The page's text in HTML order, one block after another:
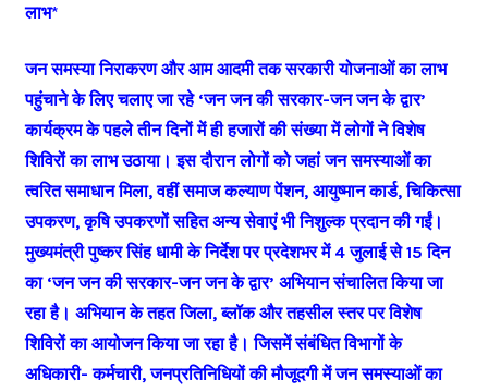
लाभ*
जन समस्या निराकरण और आम आदमी तक सरकारी योजनाओं का लाभ
पहुंचाने के लिए चलाए जा रहे ‘जन जन की सरकार-जन जन के द्वार’
कार्यक्रम के पहले तीन दिनों में ही हजारों की संख्या में लोगों ने विशेष
शिविरों का लाभ उठाया। इस दौरान लोगों को जहां जन समस्याओं का
त्वरित समाधान मिला, वहीं समाज कल्याण पेंशन, आयुष्मान कार्ड, चिकित्सा
उपकरण, कृषि उपकरणों सहित अन्य सेवाएं भी निशुल्क प्रदान की गईं।
मुख्यमंत्री पुष्कर सिंह धामी के निर्देश पर प्रदेशभर में 4 जुलाई से 15 दिन
का ‘जन जन की सरकार-जन जन के द्वार’ अभियान संचालित किया जा
रहा है। अभियान के तहत जिला, ब्लॉक और तहसील स्तर पर विशेष
शिविरों का आयोजन किया जा रहा है। जिसमें संबंधित विभागों के
अधिकारी- कर्मचारी, जनप्रतिनिधियों की मौजूदगी में जन समस्याओं का